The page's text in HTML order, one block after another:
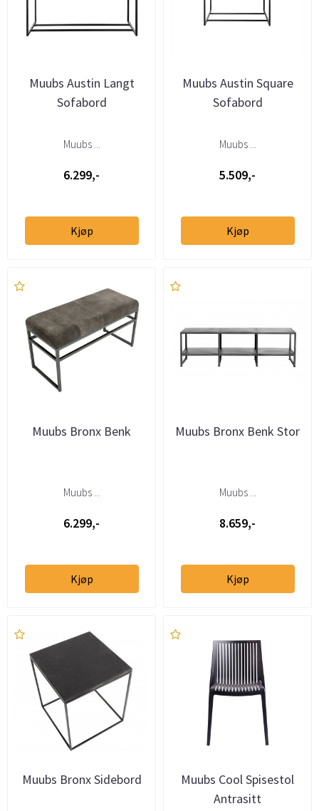
Muubs Austin Langt
Sofabord
Muubs ...
6.299,-
Kjøp
Muubs Austin Square
Sofabord
Muubs ...
5.509,-
Kjøp
Muubs Bronx Benk
Muubs ...
6.299,-
Kjøp
Muubs Bronx Benk Stor
Muubs ...
8.659,-
Kjøp
Muubs Bronx Sidebord
Muubs Cool Spisestol
Antrasitt